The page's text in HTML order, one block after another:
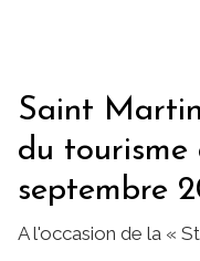
Saint
du tourisme
septembre
A l'occasion de la «